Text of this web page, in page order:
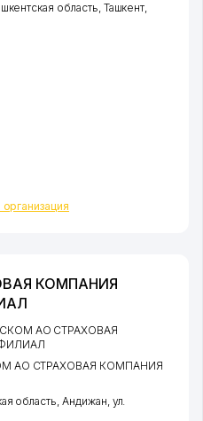
область, Ташкент,
КОМПАНИЯ
АО СТРАХОВАЯ
АО СТРАХОВАЯ КОМПАНИЯ
область,Андижан, ул.